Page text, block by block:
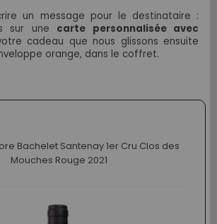
un message pour le destinataire :
sur une carte personnalisée avec
cadeau que nous glissons ensuite
orange, dans le coffret.
Bachelet Santenay 1er Cru Clos des
Mouches Rouge 2021